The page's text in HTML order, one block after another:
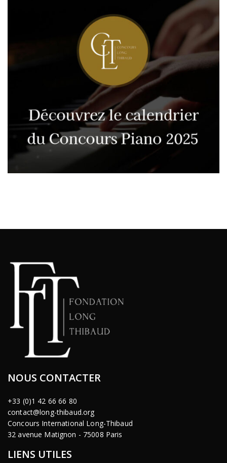
NOUS CONTACTER
+33 (0)1 42 66 66 80
contact@long-thibaud.org
Concours International Long-Thibaud
32 avenue Matignon - 75008 Paris
LIENS UTILES